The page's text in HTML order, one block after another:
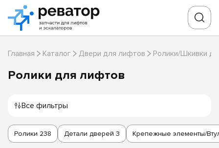
Главная Каталог Двери для лифтов Ролики/Шкивки
Ролики для лифтов
Все фильтры
Ролики 238 Детали дверей 3 Крепежные элементы/